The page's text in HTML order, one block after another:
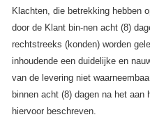
Klachten, die betrekking hebben
door de Klant bin-nen acht (8)
rechtstreeks (konden) worden
inhoudende een duidelijke en
van de levering niet
binnen acht (8) dagen na het
hiervoor beschreven.